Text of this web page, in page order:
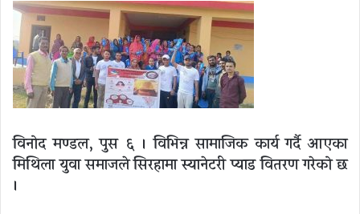
विनोद मण्डल, पुस ६ । विभिन्न सामाजिक कार्य गर्दै आएका
मिथिला युवा समाजले सिरहामा स्यानेटरी प्याड वितरण गरेको छ
।